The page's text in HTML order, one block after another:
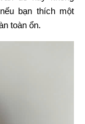
bạn thích một
toàn ổn.